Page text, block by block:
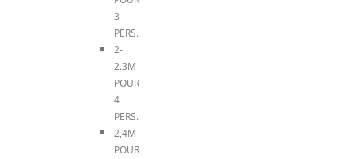
3
PERS.
2-
2.3M
POUR
4
PERS.
2,4M
POUR